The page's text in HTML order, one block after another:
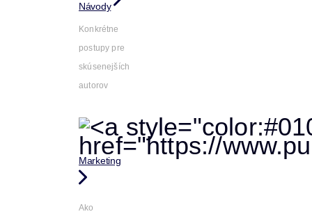
Návody
Konkrétne
postupy pre
skúsenejších
autorov
Marketing
Ako